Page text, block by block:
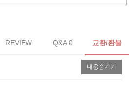
REVIEW Q&A 0 교환/환불
내용숨기기